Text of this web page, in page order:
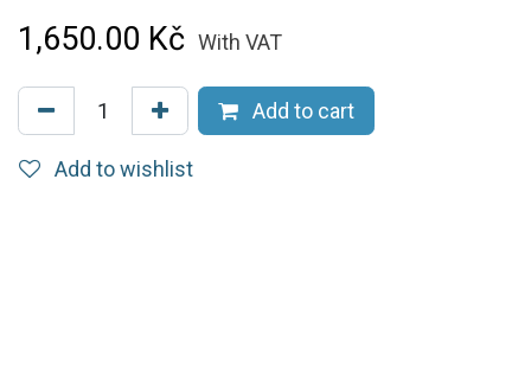
1,650.00 Kč With VAT
Add to cart
Add to wishlist